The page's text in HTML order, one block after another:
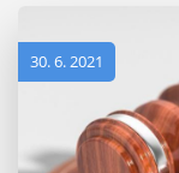
30. 6. 2021